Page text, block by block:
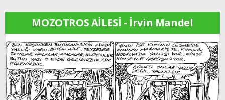
MOZOTROS AİLESİ - İrvin Mandel